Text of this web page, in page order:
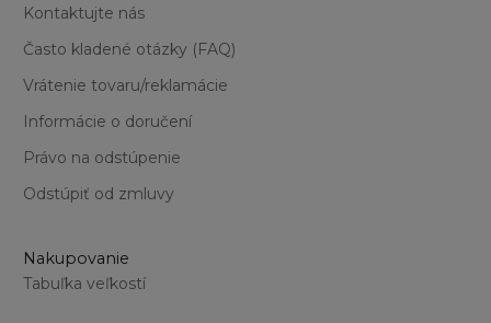
Kontaktujte nás
Často kladené otázky (FAQ)
Vrátenie tovaru/reklamácie
Informácie o doručení
Právo na odstúpenie
Odstúpiť od zmluvy
Nakupovanie
Tabuľka veľkostí